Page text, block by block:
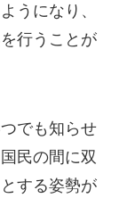
うになり、
行うことが
でも知らせ
民の間に双
する姿勢が